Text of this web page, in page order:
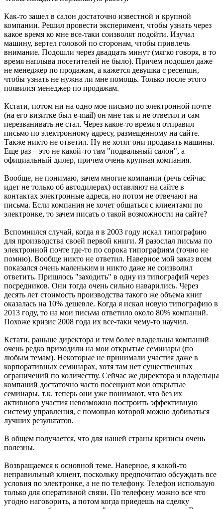
Как-то зашел в салон достаточно известной и крупной
компании. Решил провести эксперимент, чтобы узнать через
какое время ко мне все-таки соизволят подойти. Изучал
машину, вертел головой по сторонам, чтобы привлечь
внимание. Подошли через двадцать минут (мягко говоря, в то
время наплыва посетителей не было). Причем подошел даже
не менеджер по продажам, а кажется девушка с ресепшн,
чтобы узнать не нужна ли мне помощь. Только после этого
появился менеджер по продажам.
Кстати, потом ни на одно мое письмо по электронной почте
(на его визитке был e-mail) он мне так и не ответил и сам
перезванивать не стал. Через какое-то время я отправил
письмо по электронному адресу, размещенному на сайте.
Также никто не ответил. Ну не хотят они продавать машины.
Еще раз – это не какой-то там "подвальный салон", а
официальный дилер, причем очень крупная компания.
Вообще, не понимаю, зачем многие компании (речь сейчас
идет не только об автодилерах) оставляют на сайте в
контактах электронные адреса, но потом не отвечают на
письма. Если компания не хочет общаться с клиентами по
электронке, то зачем писать о такой возможности на сайте?
Вспомнился случай, когда я в 2003 году искал типографию
для производства своей первой книги. Я разослал письма по
электронной почте где-то по сорока типографиям (точно не
помню). Вообще никто не ответил. Наверное мой заказ всем
показался очень маленьким и никто даже не соизволил
ответить. Пришлось "заходить" в одну из типографий через
посредников. Они тогда очень сильно наварились. Через
десять лет стоимость производства такого же объема книг
оказалась на 10% дешевле. Когда я искал новую типографию в
2013 году, то на мои письма ответило около 80% компаний.
Похоже кризис 2008 года их все-таки чему-то научил.
Кстати, раньше директора и тем более владельцы компаний
очень редко приходили на мои открытые семинары (по
любым темам). Некоторые не принимали участия даже в
корпоративных семинарах, хотя там нет существенных
ограничений по количеству. Сейчас же директора и владельцы
компаний достаточно часто посещают мои открытые
семинары, т.к. теперь они уже понимают, что без их
активного участия невозможно построить эффективную
систему управления, с помощью которой можно добиваться
лучших результатов.
В общем получается, что для нашей страны кризисы очень
полезны.
Возвращаемся к основной теме. Наверное, я какой-то
неправильный клиент, поскольку предпочитаю обсуждать все
условия по электронке, а не по телефону. Телефон использую
только для оперативной связи. По телефону можно все что
угодно наговорить, а потом когда приедешь на сделку